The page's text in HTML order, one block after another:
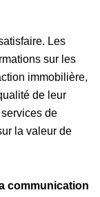
Les
sur les
immobilière,
de leur
de
la valeur de
communication